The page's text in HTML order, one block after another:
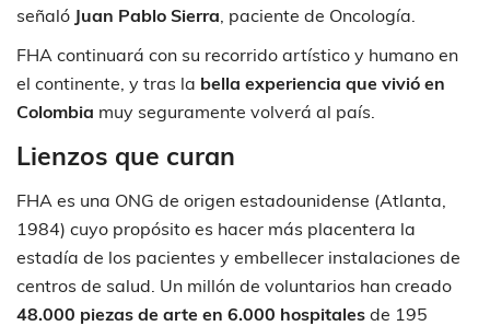
señaló Juan Pablo Sierra , paciente de Oncología.
FHA continuará con su recorrido artístico y humano en
el continente, y tras la bella experiencia que vivió en
Colombia muy seguramente volverá al país.
Lienzos que curan
FHA es una ONG de origen estadounidense (Atlanta,
1984) cuyo propósito es hacer más placentera la
estadía de los pacientes y embellecer instalaciones de
centros de salud. Un millón de voluntarios han creado
48.000 piezas de arte en 6.000 hospitales de 195